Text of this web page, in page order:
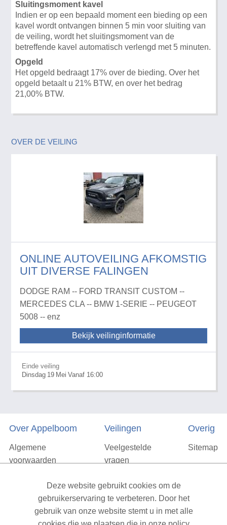
Sluitingsmoment kavel
Indien er op een bepaald moment een bieding op een
kavel wordt ontvangen binnen 5 min voor sluiting van
de veiling, wordt het sluitingsmoment van de
betreffende kavel automatisch verlengd met 5 minuten.
Opgeld
Het opgeld bedraagt 17% over de bieding. Over het
opgeld betaalt u 21% BTW, en over het bedrag
21,00% BTW.
OVER DE VEILING
ONLINE AUTOVEILING AFKOMSTIG
UIT DIVERSE FALINGEN
DODGE RAM -- FORD TRANSIT CUSTOM --
MERCEDES CLA -- BMW 1-SERIE -- PEUGEOT
5008 -- enz
Bekijk veilinginformatie
Einde veiling
Dinsdag 19 Mei Vanaf 16:00
Over Appelboom
Algemene
voorwaarden
Vacatures
Contact
Veilingen
Veelgestelde
vragen
Overig
Sitemap
Deze website gebruikt cookies om de
gebruikerservaring te verbeteren. Door het
gebruik van onze website stemt u in met alle